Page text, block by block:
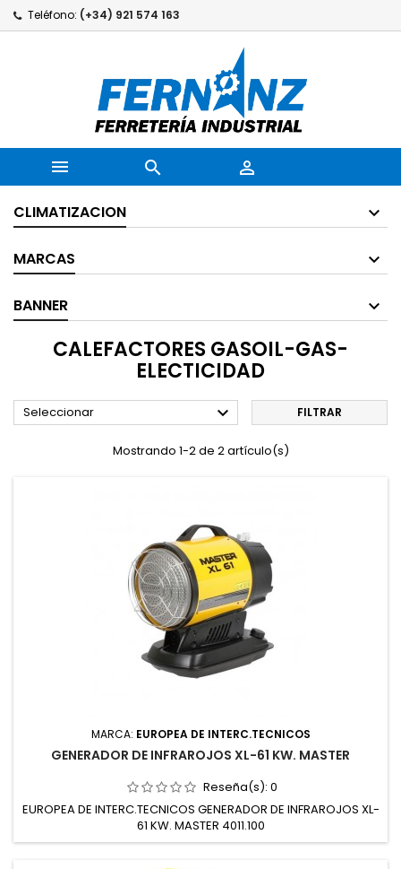
Teléfono: (+34) 921 574 163
  
CLIMATIZACION
MARCAS
BANNER
CALEFACTORES GASOIL-GAS-
ELECTICIDAD
Seleccionar  FILTRAR
Mostrando 1-2 de 2 artículo(s)
MARCA: EUROPEA DE INTERC.TECNICOS
GENERADOR DE INFRAROJOS XL-61 KW. MASTER
Reseña(s): 0
EUROPEA DE INTERC.TECNICOS GENERADOR DE INFRAROJOS XL-
61 KW. MASTER 4011.100